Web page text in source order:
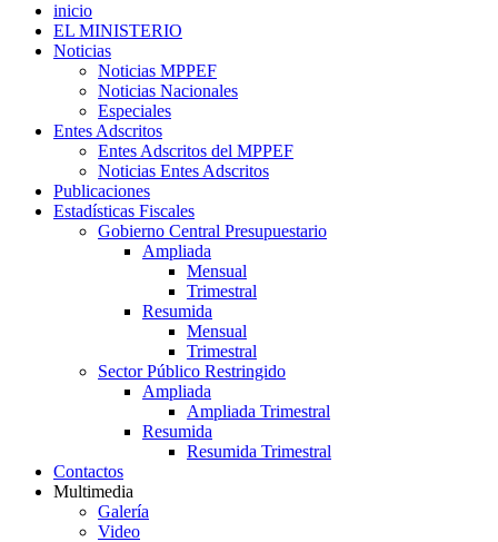
inicio
EL MINISTERIO
Noticias
Noticias MPPEF
Noticias Nacionales
Especiales
Entes Adscritos
Entes Adscritos del MPPEF
Noticias Entes Adscritos
Publicaciones
Estadísticas Fiscales
Gobierno Central Presupuestario
Ampliada
Mensual
Trimestral
Resumida
Mensual
Trimestral
Sector Público Restringido
Ampliada
Ampliada Trimestral
Resumida
Resumida Trimestral
Contactos
Multimedia
Galería
Video